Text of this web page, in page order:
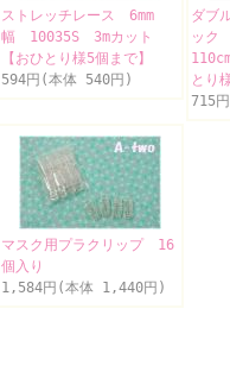
ストレッチレース 6mm
幅 10035S 3mカット
【おひとり様5個まで】
594円(本体 540円)
ダブ
ッ
とり
715
マスク用プラクリップ 16
個入り
1,584円(本体 1,440円)